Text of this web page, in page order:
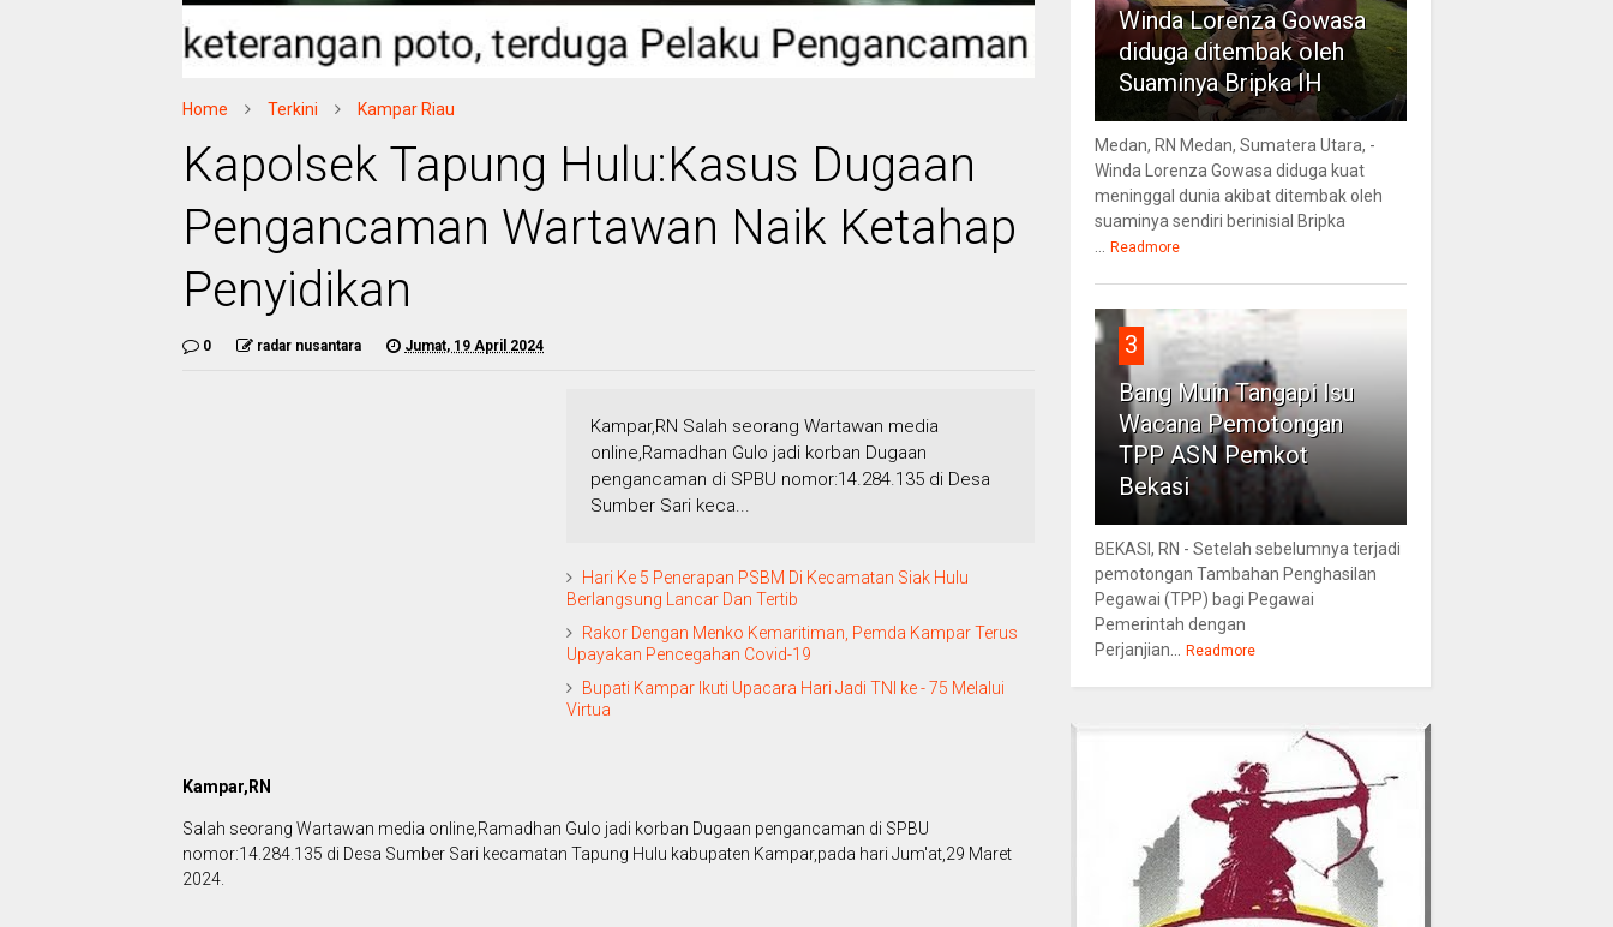
Home Terkini Kampar Riau
Kapolsek Tapung Hulu:Kasus Dugaan
Pengancaman Wartawan Naik Ketahap
Penyidikan
0 radar nusantara Jumat, 19 April 2024
Kampar,RN Salah seorang Wartawan media
online,Ramadhan Gulo jadi korban Dugaan
pengancaman di SPBU nomor:14.284.135 di Desa
Sumber Sari keca...
Hari Ke 5 Penerapan PSBM Di Kecamatan Siak Hulu
Berlangsung Lancar Dan Tertib
Rakor Dengan Menko Kemaritiman, Pemda Kampar Terus
Upayakan Pencegahan Covid-19
Bupati Kampar Ikuti Upacara Hari Jadi TNI ke - 75 Melalui
Virtua
Kampar,RN
Salah seorang Wartawan media online,Ramadhan Gulo jadi korban Dugaan pengancaman di SPBU
nomor:14.284.135 di Desa Sumber Sari kecamatan Tapung Hulu kabupaten Kampar,pada hari Jum'at,29 Maret
2024.
Winda Lorenza Gowasa
diduga ditembak oleh
Suaminya Bripka IH
Medan, RN Medan, Sumatera Utara, -
Winda Lorenza Gowasa diduga kuat
meninggal dunia akibat ditembak oleh
suaminya sendiri berinisial Bripka
Readmore
3
Bang Muin Tangapi Isu
Wacana Pemotongan
TPP ASN Pemkot
Bekasi
BEKASI, RN - Setelah sebelumnya terjadi
pemotongan Tambahan Penghasilan
Pegawai (TPP) bagi Pegawai
Pemerintah dengan
Perjanjian...
Readmore